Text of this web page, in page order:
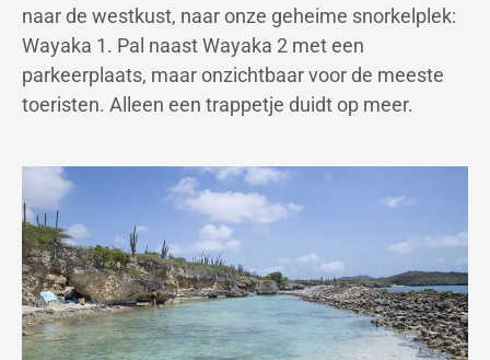
naar de westkust, naar onze geheime snorkelplek:
Wayaka 1. Pal naast Wayaka 2 met een
parkeerplaats, maar onzichtbaar voor de meeste
toeristen. Alleen een trappetje duidt op meer.